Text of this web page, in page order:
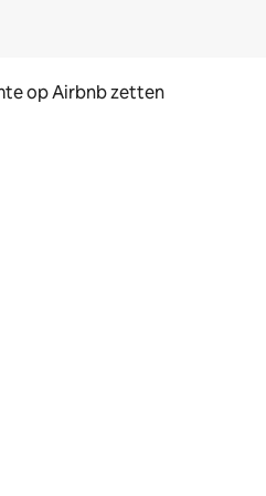
op Airbnb zetten